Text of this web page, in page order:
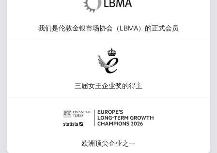
我们是伦敦金银市场协会（LBMA）的正式会员
三届女王企业奖的得主
欧洲顶尖企业之一